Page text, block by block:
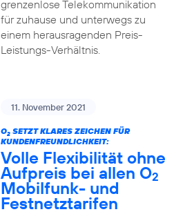
grenzenlose Telekommunikation
für zuhause und unterwegs zu
einem herausragenden Preis-
Leistungs-Verhältnis.
11. November 2021
O2SETZT KLARES ZEICHEN FÜR
KUNDENFREUNDLICHKEIT:
Volle Flexibilität ohne
Aufpreis bei allen O2
Mobilfunk- und
Festnetztarifen